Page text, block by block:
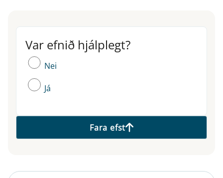
Var efnið hjálplegt?
Var efnið hjálplegt?
Nei
Já
Fara efst